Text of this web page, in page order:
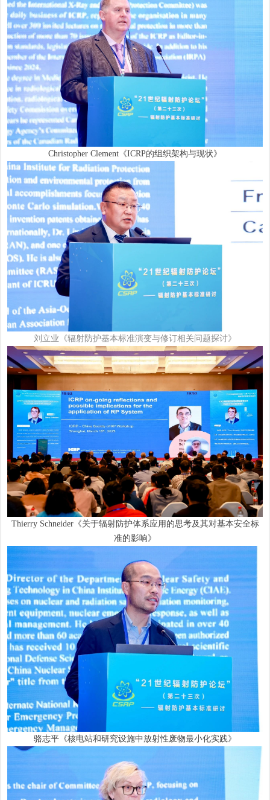
Christopher Clement《ICRP的组织架构与现状》
刘立业《辐射防护基本标准演变与修订相关问题探讨》
Thierry Schneider《关于辐射防护体系应用的思考及其对基本安全标
准的影响》
骆志平《核电站和研究设施中放射性废物最小化实践》